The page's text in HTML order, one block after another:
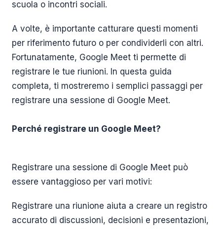
scuola o incontri sociali.
A volte, è importante catturare questi momenti
per riferimento futuro o per condividerli con altri.
Fortunatamente, Google Meet ti permette di
registrare le tue riunioni. In questa guida
completa, ti mostreremo i semplici passaggi per
registrare una sessione di Google Meet.
Perché registrare un Google Meet?
Registrare una sessione di Google Meet può
essere vantaggioso per vari motivi:
Registrare una riunione aiuta a creare un registro
accurato di discussioni, decisioni e presentazioni,